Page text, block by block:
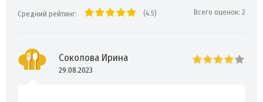
Средний рейтинг: (4.5) Всего оценок: 2
Соколова Ирина
29.08.2023